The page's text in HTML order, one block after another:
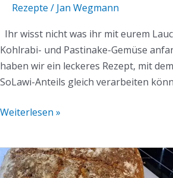
Rezepte / Jan Wegmann
Ihr wisst nicht was ihr mit eurem
Kohlrabi- und Pastinake-Gemüse
haben wir ein leckeres Rezept, mit
SoLawi-Anteils gleich verarbeiten
Weiterlesen »
Vollkorn-
Dinkel-